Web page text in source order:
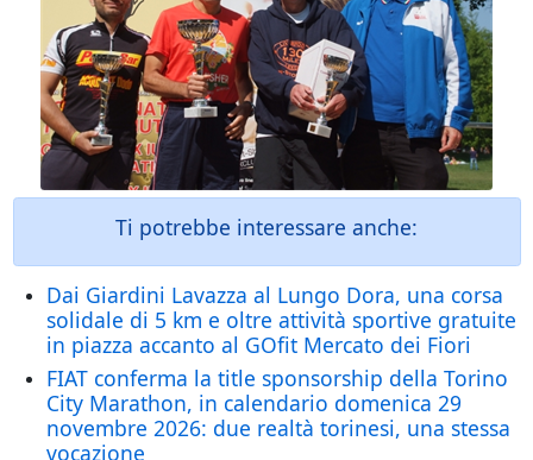
Ti potrebbe interessare anche:
Dai Giardini Lavazza al Lungo Dora, una corsa
solidale di 5 km e oltre attività sportive gratuite
in piazza accanto al GOfit Mercato dei Fiori
FIAT conferma la title sponsorship della Torino
City Marathon, in calendario domenica 29
novembre 2026: due realtà torinesi, una stessa
vocazione